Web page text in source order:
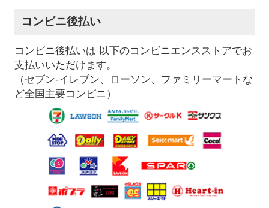
コンビニ後払い
コンビニ後払いは 以下のコンビニエンスストアでお
支払いいただけます。
（セブン-イレブン、ローソン、ファミリーマートな
ど全国主要コンビニ）